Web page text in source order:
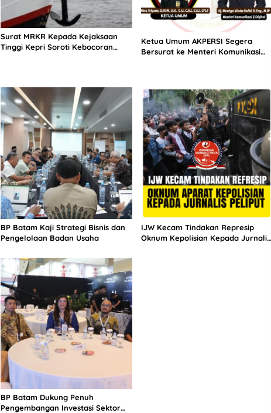
Surat MRKR Kepada Kejaksaan
Tinggi Kepri Soroti Kebocoran
Ketua Umum AKPERSI Segera
Bersurat ke Menteri Komunikasi
BP Batam Kaji Strategi Bisnis dan
Pengelolaan Badan Usaha
IJW Kecam Tindakan Represip
Oknum Kepolisian Kepada Jurnalis
BP Batam Dukung Penuh
Pengembangan Investasi Sektor